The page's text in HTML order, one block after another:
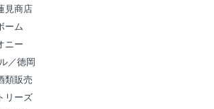
見商店
ーム
ニー
／徳岡
類販売
リーズ